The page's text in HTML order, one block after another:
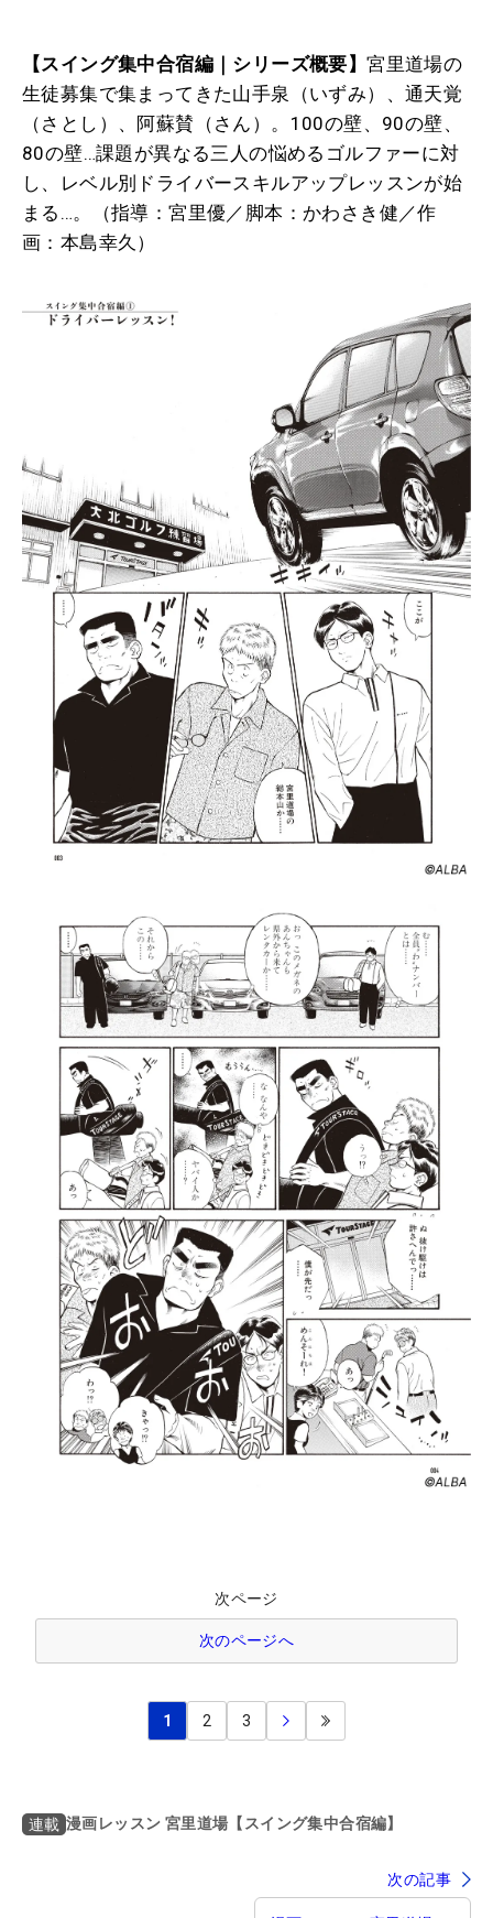
【スイング集中合宿編｜シリーズ概要】宮里道場の
生徒募集で集まってきた山手泉（いずみ）、通天覚
（さとし）、阿蘇賛（さん）。100の壁、90の壁、
80の壁…課題が異なる三人の悩めるゴルファーに対
し、レベル別ドライバースキルアップレッスンが始
まる…。（指導：宮里優／脚本：かわさき健／作
画：本島幸久）
次ページ
次のページへ
1 2 3
連載 漫画レッスン 宮里道場【スイング集中合宿編】
次の記事